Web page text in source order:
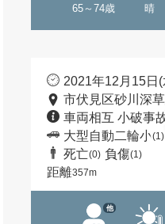
65～74歳 晴
2021年12月15日
市伏見区砂川深
車両相互 小破事
大型自動二輪小(1)
死亡(0) 負傷(1)
距離357m
他